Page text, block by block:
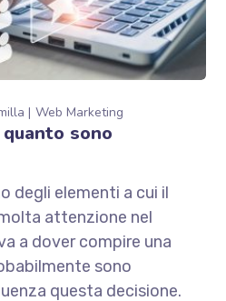
Web Marketing
sono
degli elementi a cui il
attenzione nel
a dover compire una
sono
questa decisione.